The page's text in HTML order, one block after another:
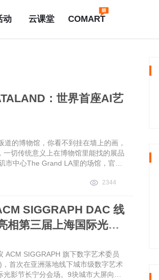
动 云课堂 COMART
：世界首座AI艺
道的博物馆，你看不到挂在墙上的画，
一切传统意义上在博物馆里能找的展品
市中心The Grand LA里的场馆，官方
，即便和你站在同一个位置，所看到
，都用来装载服务器、算力设备、传感
“Connectome”的高性能计算系统驱
重复，你看到只会在这一刻留存，背后
2344
SIGGRAPH DAC 线
相第三届上海国际光影
ACM SIGGRAPH 旗下数字艺术委员
首次在亚洲落地线下城市级数字艺术
影节长宁分会场。9块城市大屏向全